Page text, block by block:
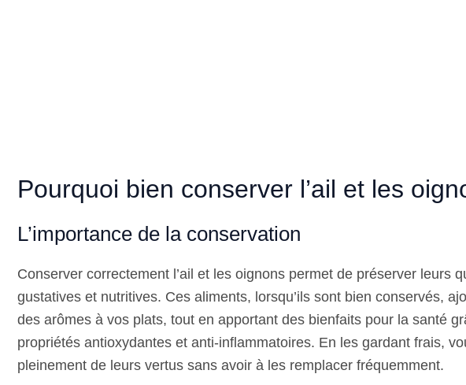
Pourquoi bien conserver l’ail et les
L’importance de la conservation
Conserver correctement l’ail et les oignons permet de préserver leurs
gustatives et nutritives. Ces aliments, lorsqu’ils sont bien conservés,
des arômes à vos plats, tout en apportant des bienfaits pour la santé
propriétés antioxydantes et anti-inflammatoires. En les gardant frais,
pleinement de leurs vertus sans avoir à les remplacer fréquemment.